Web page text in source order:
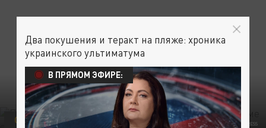
ZAMIR USMANOV/GLOBAL LOOK PRESS
ОБЩЕСТВО
Два покушения и теракт на пляже: хроника
украинского ультиматума
В ПРЯМОМ ЭФИРЕ: